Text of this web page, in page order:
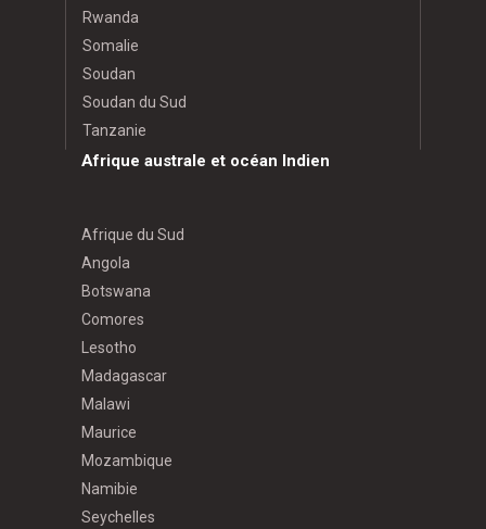
Rwanda
Somalie
Soudan
Soudan du Sud
Tanzanie
Afrique australe et océan Indien
Afrique du Sud
Angola
Botswana
Comores
Lesotho
Madagascar
Malawi
Maurice
Mozambique
Namibie
Seychelles